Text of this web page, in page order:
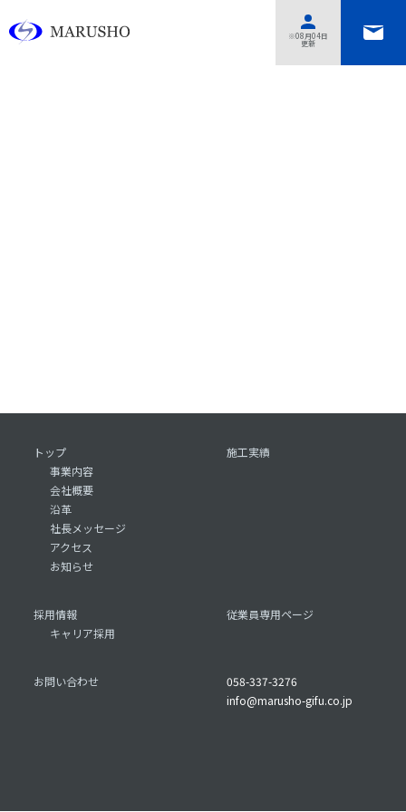
※08月04日
更新
あああああ
トップ
事業内容
会社概要
沿革
社長メッセージ
アクセス
お知らせ
施工実績
採用情報
キャリア採用
従業員専用ページ
お問い合わせ
058-337-3276
info@marusho-gifu.co.jp